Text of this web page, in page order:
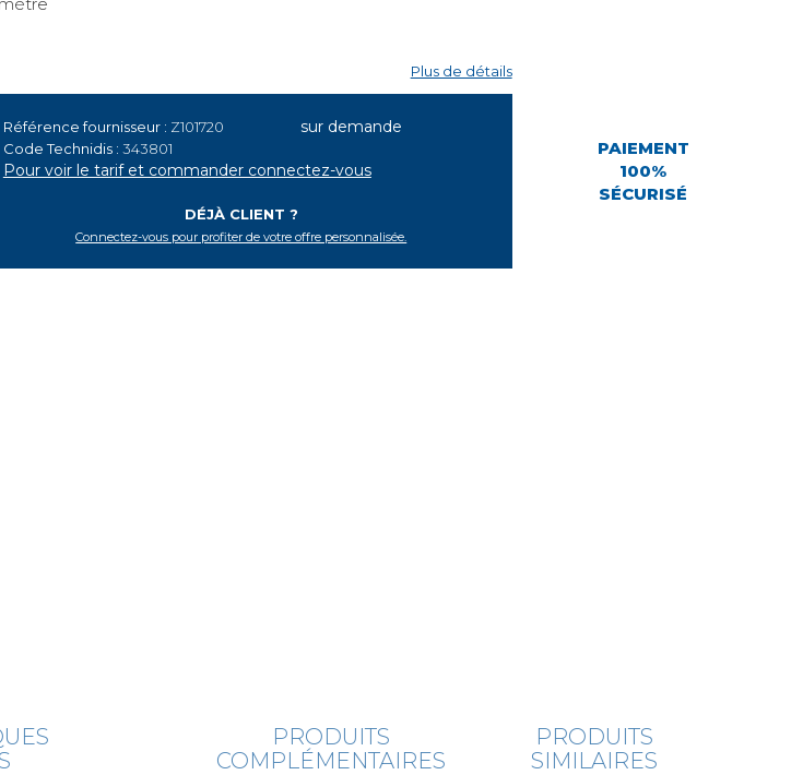
Plus de détails
Référence fournisseur : Z101720
Code Technidis : 343801
sur demande
Pour voir le tarif et commander connectez-vous
DÉJÀ CLIENT ?
Connectez-vous pour profiter de votre offre personnalisée.
PAIEMENT
100%
SÉCURISÉ
PRODUITS
COMPLÉMENTAIRES
PRODUITS
SIMILAIRES